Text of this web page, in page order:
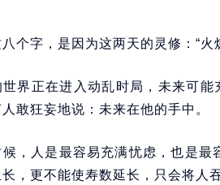
个字，是因为这两天的灵修：“火
界正在进入动乱时局，未来可
敢狂妄地说：未来在他的手中。
，人是最容易充满忧虑，也是
，更不能使寿数延长，只会将人吞